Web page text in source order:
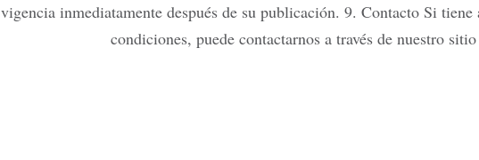
vigencia inmediatamente después de su publicación. 9. Contacto Si
condiciones, puede contactarnos a través de nuestro